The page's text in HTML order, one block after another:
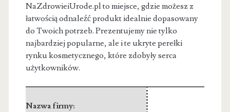
NaZdrowieiUrode.pl to miejsce, gdzie możesz z
łatwością odnaleźć produkt idealnie dopasowany
do Twoich potrzeb. Prezentujemy nie tylko
najbardziej popularne, ale i te ukryte perełki
rynku kosmetycznego, które zdobyły serca
użytkowników.
Nazwa firmy: